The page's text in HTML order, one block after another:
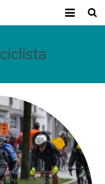
ciclista